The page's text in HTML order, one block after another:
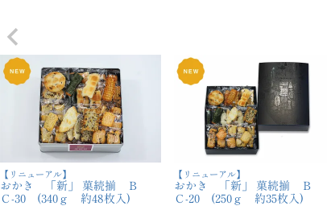
【リニューアル】
おかき 「新」 菓続揃 Ｂ
Ｃ-30 (340ｇ 約48枚入)
【リニューアル】
おかき 「新」 菓続揃 Ｂ
Ｃ-20 (250ｇ 約35枚入)